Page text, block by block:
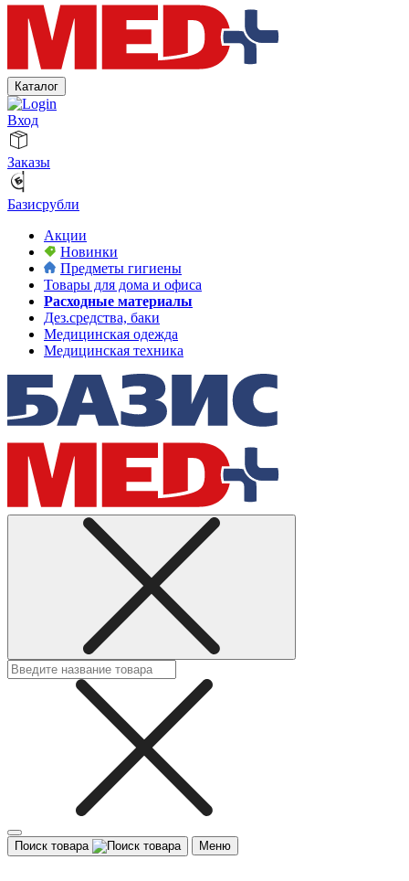
Каталог
Вход
Заказы
Базисрубли
Акции
Новинки
Предметы гигиены
Товары для дома и офиса
Расходные материалы
Дез.средства, баки
Медицинская одежда
Медицинская техника
Поиск товара Меню